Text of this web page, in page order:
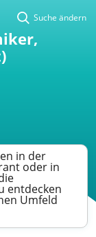
Suche ändern
in der
oder in
entdecken
Umfeld